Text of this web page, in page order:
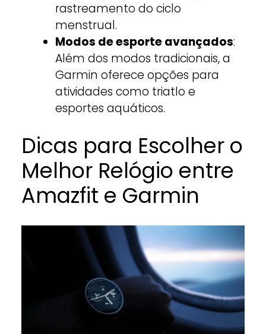
rastreamento do ciclo
menstrual.
Modos de esporte avançados:
Além dos modos tradicionais, a
Garmin oferece opções para
atividades como triatlo e
esportes aquáticos.
Dicas para Escolher o
Melhor Relógio entre
Amazfit e Garmin